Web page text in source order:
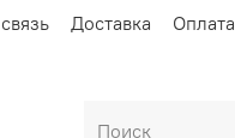
Доставка Оплата